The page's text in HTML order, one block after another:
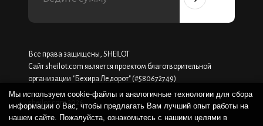
Все права защищены, SHEILOT
Сайт sheilot.com является проектом благотворительной
организации "Бехира Ледорот" (#580672749)
sheilot.com 2026
Мы используем cookie-файлы и аналогичные технологии для сбора
информации о Вас, чтобы предлагать Вам лучший опыт работы на
нашем сайте. Пожалуйста, ознакомьтесь с нашими целями в